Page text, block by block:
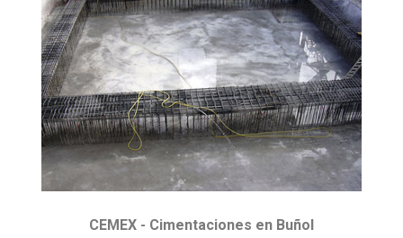
CEMEX - Cimentaciones en Buñol